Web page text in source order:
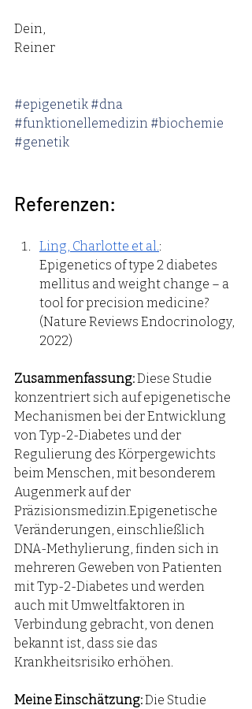
Dein,
Reiner
#epigenetik #dna
#funktionellemedizin #biochemie
#genetik
Referenzen:
Ling, Charlotte et al.:
Epigenetics of type 2 diabetes
mellitus and weight change – a
tool for precision medicine?
(Nature Reviews Endocrinology,
2022)
Zusammenfassung: Diese Studie
konzentriert sich auf epigenetische
Mechanismen bei der Entwicklung
von Typ-2-Diabetes und der
Regulierung des Körpergewichts
beim Menschen, mit besonderem
Augenmerk auf der
Präzisionsmedizin.Epigenetische
Veränderungen, einschließlich
DNA-Methylierung, finden sich in
mehreren Geweben von Patienten
mit Typ-2-Diabetes und werden
auch mit Umweltfaktoren in
Verbindung gebracht, von denen
bekannt ist, dass sie das
Krankheitsrisiko erhöhen.
Meine Einschätzung: Die Studie